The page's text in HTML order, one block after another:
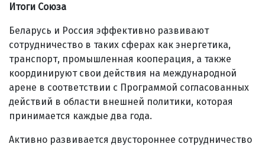
Итоги Союза
Беларусь и Россия эффективно развивают
сотрудничество в таких сферах как энергетика,
транспорт, промышленная кооперация, а также
координируют свои действия на международной
арене в соответствии с Программой согласованных
действий в области внешней политики, которая
принимается каждые два года.
Активно развивается двустороннее сотрудничество